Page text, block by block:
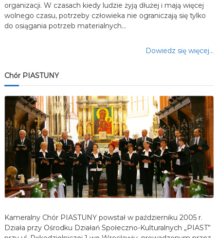
organizacji. W czasach kiedy ludzie żyją dłużej i mają więcej
wolnego czasu, potrzeby człowieka nie ograniczają się tylko
do osiągania potrzeb materialnych…
Dowiedz się więcej…
Chór PIASTUNY
Kameralny Chór PIASTUNY powstał w październiku 2005 r.
Działa przy Ośrodku Działań Społeczno-Kulturalnych „PIAST”